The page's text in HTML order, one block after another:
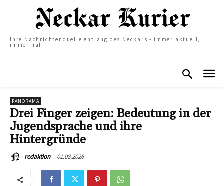
Ihre Nachrichtenquelle entlang des Neckars - immer aktuell,
immer nah
PANORAMA
Drei Finger zeigen: Bedeutung in der
Jugendsprache und ihre
Hintergründe
redaktion 01.08.2026